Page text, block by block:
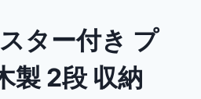
ター付き プ
製 2段 収納